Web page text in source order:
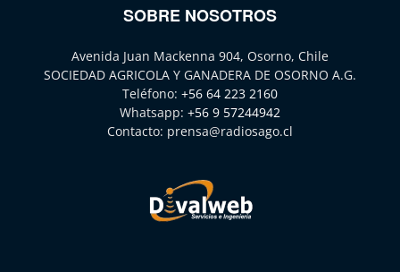
SOBRE NOSOTROS
Avenida Juan Mackenna 904, Osorno, Chile
SOCIEDAD AGRICOLA Y GANADERA DE OSORNO A.G.
Teléfono: +56 64 223 2160
Whatsapp: +56 9 57244942
Contacto: prensa@radiosago.cl